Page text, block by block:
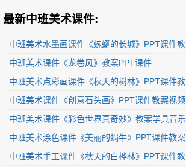
最新中班美术课件:
中班美术水墨画课件《蜿蜒的长城》PPT课件教
中班美术课件《龙卷风》教案PPT课件
中班美术点彩画课件《秋天的树林》PPT课件教
中班美术课件《创意石头画》PPT课件教案视频
中班美术课件《彩色世界真奇妙》教案学具音乐
中班美术涂色课件《美丽的蜗牛》PPT课件教案
中班美术手工课件《秋天的白桦林》PPT课件教